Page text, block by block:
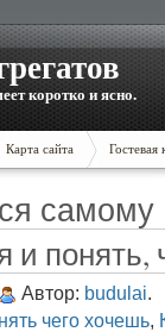
коротко и ясно.
Карта сайта Гостевая
самому
и понять,
Автор: budulai.
чего хочешь,